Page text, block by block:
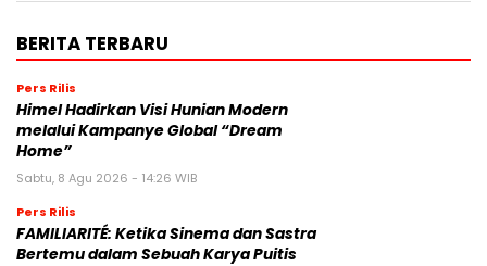
BERITA TERBARU
Pers Rilis
Himel Hadirkan Visi Hunian Modern
melalui Kampanye Global “Dream
Home”
Sabtu, 8 Agu 2026 - 14:26 WIB
Pers Rilis
FAMILIARITÉ: Ketika Sinema dan Sastra
Bertemu dalam Sebuah Karya Puitis